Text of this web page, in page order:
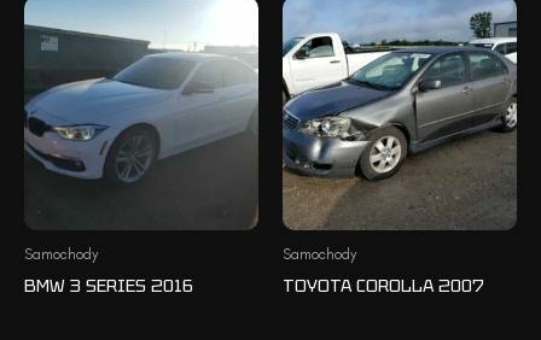
Samochody
BMW 3 SERIES 2016
Samochody
TOYOTA COROLLA 2007